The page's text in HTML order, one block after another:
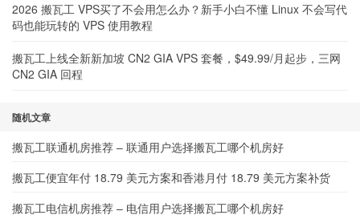
2026 搬瓦工 VPS买了不会用怎么办？新手小白不懂 Linux 不会写代
码也能玩转的 VPS 使用教程
搬瓦工上线全新新加坡 CN2 GIA VPS 套餐，$49.99/月起步，三网
CN2 GIA 回程
随机文章
搬瓦工联通机房推荐 – 联通用户选择搬瓦工哪个机房好
搬瓦工便宜年付 18.79 美元方案和香港月付 18.79 美元方案补货
搬瓦工电信机房推荐 – 电信用户选择搬瓦工哪个机房好